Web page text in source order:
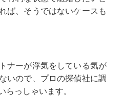
ば、そうではないケースも
ナーが浮気をしている気が
いので、プロの探偵社に調
らっしゃいます。